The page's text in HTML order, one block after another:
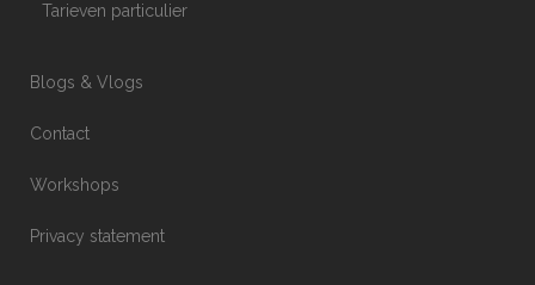
Tarieven particulier
Blogs & Vlogs
Contact
Workshops
Privacy statement